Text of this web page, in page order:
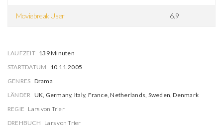
Moviebreak User 6.9
LAUFZEIT 139 Minuten
STARTDATUM
10.11.2005
GENRES Drama
LÄNDER UK, Germany, Italy, France, Netherlands, Sweden, Denmark
REGIE Lars von Trier
DREHBUCH Lars von Trier